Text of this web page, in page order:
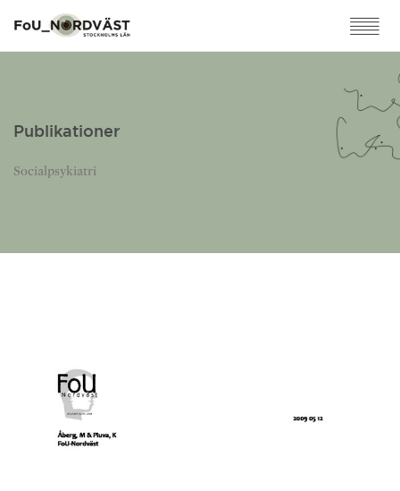
Publikationer
Socialpsykiatri